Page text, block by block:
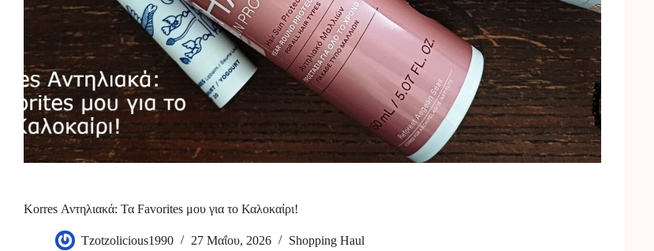
Korres Αντηλιακά: Τα Favorites μου για το Καλοκαίρι!
Tzotzolicious1990 27 Μαΐου, 2026 Shopping Haul